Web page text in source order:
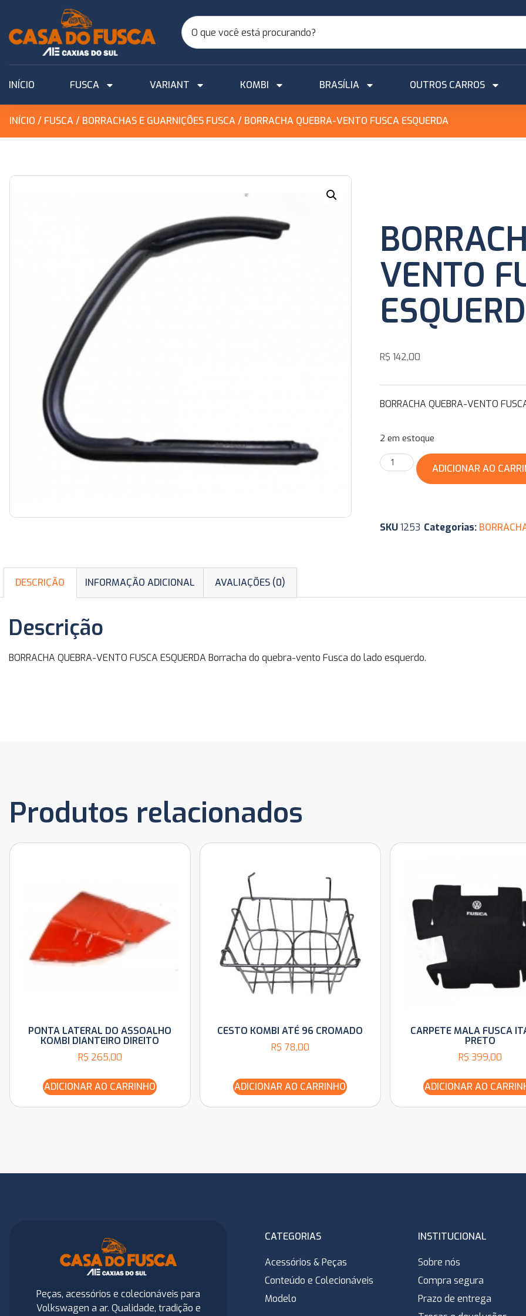
INÍCIO FUSCA VARIANT KOMBI BRASÍLIA OUTROS CARROS
INÍCIO / FUSCA/ BORRACHAS E GUARNIÇÕES FUSCA/ BORRACHA QUEBRA-VENTO FUSCA ESQUERDA
VENTO
R$ 142,00
BORRACHA QUEBRA-VENTO
2 em estoque
ADICIONAR AO
SKU1253 Categorias:
DESCRIÇÃO INFORMAÇÃO ADICIONAL AVALIAÇÕES (0)
Descrição
BORRACHA QUEBRA-VENTO FUSCA ESQUERDA Borracha do quebra-vento Fusca do lado esquerdo.
Produtos relacionados
PONTA LATERAL DO ASSOALHO
KOMBI DIANTEIRO DIREITO
R$ 265,00
ADICIONAR AO CARRINHO
CESTO KOMBI ATÉ 96 CROMADO
R$ 78,00
ADICIONAR AO CARRINHO
CARPETE MALA FUSCA
PRETO
R$ 399,00
ADICIONAR AO
Peças, acessórios e colecionáveis para
Volkswagen a ar. Qualidade, tradição e
CATEGORIAS
Acessórios & Peças
Conteúdo e Colecionáveis
Modelo
INSTITUCIONAL
Sobre nós
Compra segura
Prazo de entrega